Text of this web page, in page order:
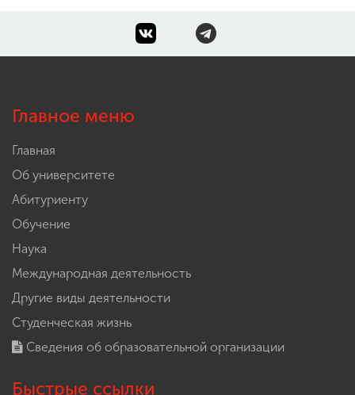
Главное меню
Главная
Об университете
Абитуриенту
Обучение
Наука
Международная деятельность
Другие виды деятельности
Студенческая жизнь
Сведения об образовательной организации
Быстрые ссылки